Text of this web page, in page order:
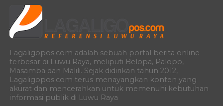
Lagaligopos.com adalah sebuah portal berita online
terbesar di Luwu Raya, meliputi Belopa, Palopo,
Masamba dan Malili. Sejak didirikan tahun 2012,
Lagaligopos.com terus menayangkan konten yang
akurat dan mencerahkan untuk memenuhi kebutuhan
informasi publik di Luwu Raya